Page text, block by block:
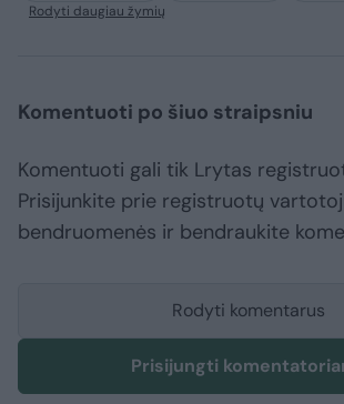
Rodyti daugiau žymių
Komentuoti po šiuo straipsniu
Komentuoti gali tik Lrytas
Prisijunkite prie registruotų
bendruomenės ir bendraukite
Rodyti komentarus
Prisijungti